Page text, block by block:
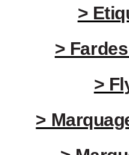
>
>
>
>